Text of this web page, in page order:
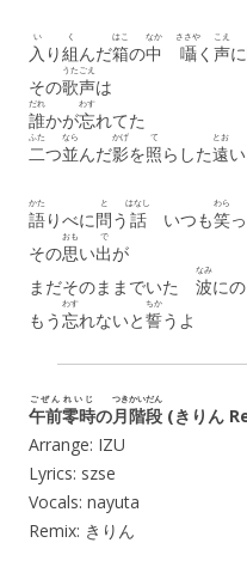
入
い
り組
く
んだ箱
はこ
の中
なか
囁
ささや
く 声
こえ
に
その歌声
うたごえ
は
誰
だれ
かが忘
わす
れてた
二
ふた
つ並
なら
んだ影
かげ
を照
て
らした遠
とお
い
語
かた
りべに問
と
う 話
はなし
いつも笑
わら
その思
おも
い出
で
が
まだそのままでいた 波
なみ
に
もう忘
わす
れないと誓
ちか
うよ
午前
ごぜん
零時
れいじ
の月
つき
階段
かいだん
(きりん
Arrange: IZU
Lyrics: szse
Vocals: nayuta
Remix: きりん